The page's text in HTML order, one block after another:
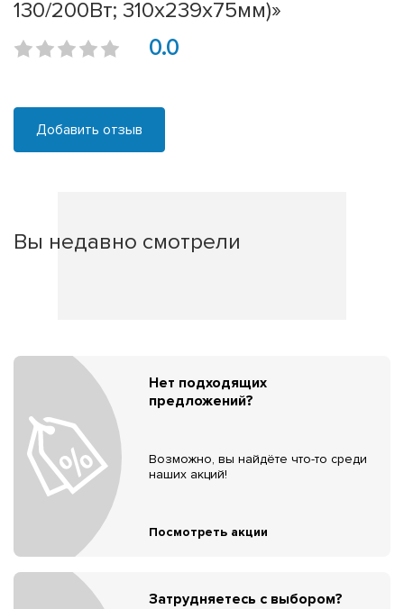
130/200Вт; 310х239x75мм)»
0.0
Добавить отзыв
Вы недавно смотрели
Нет подходящих
предложений?
Возможно, вы найдёте что-то среди
наших акций!
Посмотреть акции
Затрудняетесь с выбором?